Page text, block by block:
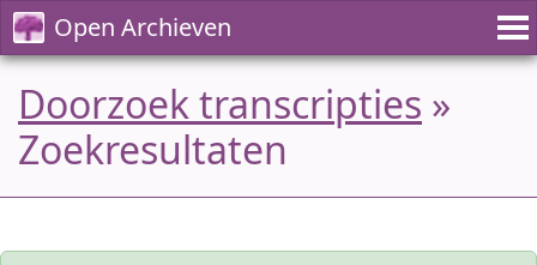
Open Archieven
Doorzoek transcripties »
Zoekresultaten